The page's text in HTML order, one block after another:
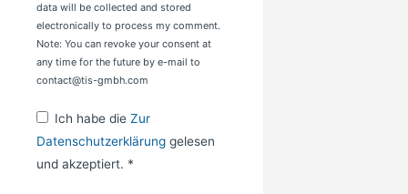
data will be collected and stored
electronically to process my comment.
Note: You can revoke your consent at
any time for the future by e-mail to
contact@tis-gmbh.com
Ich habe die Zur
Datenschutzerklärung gelesen
und akzeptiert. *